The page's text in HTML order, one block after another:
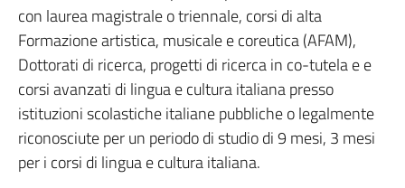
con laurea magistrale o triennale, corsi di alta
Formazione artistica, musicale e coreutica (AFAM),
Dottorati di ricerca, progetti di ricerca in co-tutela e e
corsi avanzati di lingua e cultura italiana presso
istituzioni scolastiche italiane pubbliche o legalmente
riconosciute per un periodo di studio di 9 mesi, 3 mesi
per i corsi di lingua e cultura italiana.